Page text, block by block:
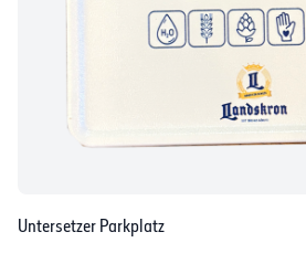
Untersetzer Parkplatz